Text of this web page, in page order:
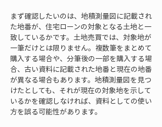
まず確認したいのは、地積測量図に記載され
た地番が、住宅ローンの対象となる土地と一
致しているかです。土地売買では、対象地が
一筆だけとは限りません。複数筆をまとめて
購入する場合や、分筆後の一部を購入する場
合、古い資料に記載された地番と現在の地番
が異なる場合もあります。地積測量図を見つ
けたとしても、それが現在の対象地を示して
いるかを確認しなければ、資料としての使い
方を誤る可能性があります。